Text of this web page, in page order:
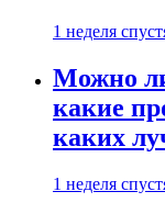
1 неделя
Можно
какие
каких
1 неделя